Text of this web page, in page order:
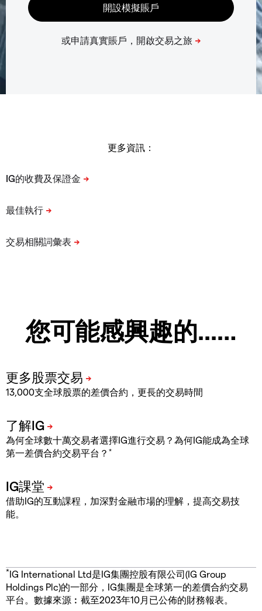
更多資訊：
您可能感興趣的...…
13,000支全球股票的差價合約，更長的交易時間
為何全球數十萬交易者選擇IG進行交易？為何IG能成為全球
第一差價合約交易平台？ *
借助IG的互動課程，加深對金融市場的理解，提高交易技
能。
*IG International Ltd是IG集團控股有限公司(IG Group
Holdings Plc)的一部分，IG集團是全球第一的差價合約交易
平台。數據來源︰截至2023年10月已公佈的財務報表。